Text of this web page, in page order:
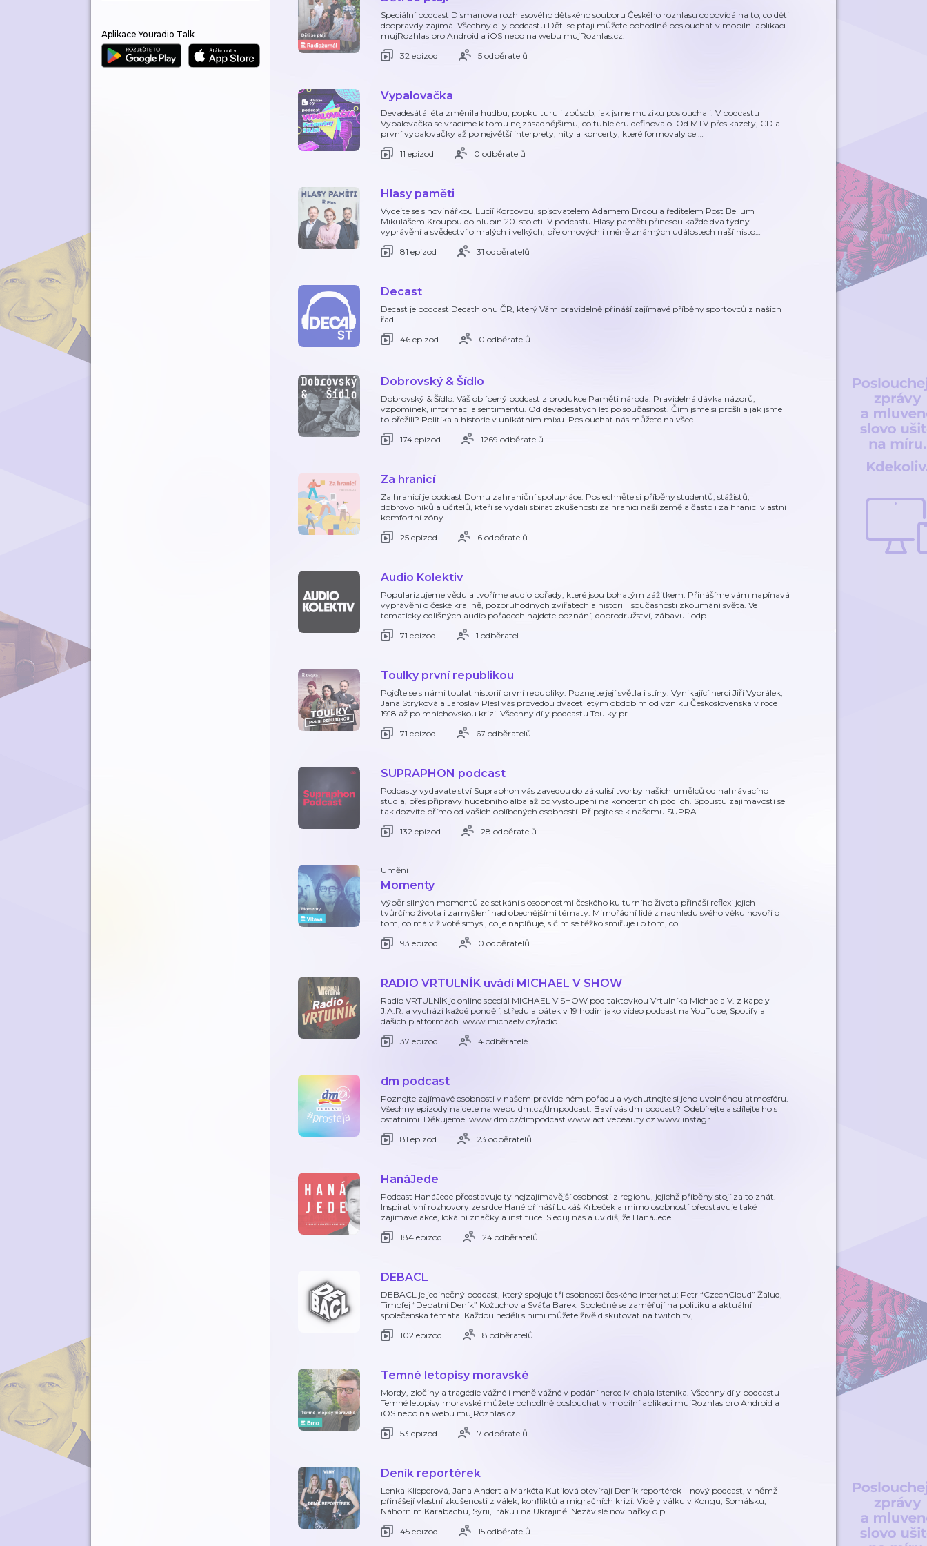
Aplikace Youradio Talk
Speciální podcast Dismanova rozhlasového dětského souboru Českého rozhlasu odpovídá na to, co děti
doopravdy zajímá. Všechny díly podcastu Děti se ptají můžete pohodlně poslouchat v mobilní aplikaci
mujRozhlas pro Android a iOS nebo na webu mujRozhlas.cz.
32 epizod
5 odběratelů
Vypalovačka
Devadesátá léta změnila hudbu, popkulturu i způsob, jak jsme muziku poslouchali. V podcastu
Vypalovačka se vracíme k tomu nejzásadnějšímu, co tuhle éru definovalo. Od MTV přes kazety, CD a
první vypalovačky až po největší interprety, hity a koncerty, které formovaly cel…
11 epizod
0 odběratelů
Hlasy paměti
Vydejte se s novinářkou Lucií Korcovou, spisovatelem Adamem Drdou a ředitelem Post Bellum
Mikulášem Kroupou do hlubin 20. století. V podcastu Hlasy paměti přinesou každé dva týdny
vyprávění a svědectví o malých i velkých, přelomových i méně známých událostech naší histo…
81 epizod
31 odběratelů
Decast
Decast je podcast Decathlonu ČR, který Vám pravidelně přináší zajímavé příběhy sportovců z našich
řad.
46 epizod
0 odběratelů
Dobrovský & Šídlo
Dobrovský & Šídlo. Váš oblíbený podcast z produkce Paměti národa. Pravidelná dávka názorů,
vzpomínek, informací a sentimentu. Od devadesátých let po současnost. Čím jsme si prošli a jak jsme
to přežili? Politika a historie v unikátním mixu. Poslouchat nás můžete na všec…
174 epizod
1269 odběratelů
Za hranicí
Za hranicí je podcast Domu zahraniční spolupráce. Poslechněte si příběhy studentů, stážistů,
dobrovolníků a učitelů, kteří se vydali sbírat zkušenosti za hranici naší země a často i za hranici vlastní
komfortní zóny.
25 epizod
6 odběratelů
Audio Kolektiv
Popularizujeme vědu a tvoříme audio pořady, které jsou bohatým zážitkem. Přinášíme vám napínavá
vyprávění o české krajině, pozoruhodných zvířatech a historii i současnosti zkoumání světa. Ve
tematicky odlišných audio pořadech najdete poznání, dobrodružství, zábavu i odp…
71 epizod
1 odběratel
Toulky první republikou
Pojďte se s námi toulat historií první republiky. Poznejte její světla i stíny. Vynikající herci Jiří Vyorálek,
Jana Stryková a Jaroslav Plesl vás provedou dvacetiletým obdobím od vzniku Československa v roce
1918 až po mnichovskou krizi. Všechny díly podcastu Toulky pr…
71 epizod
67 odběratelů
SUPRAPHON podcast
Podcasty vydavatelství Supraphon vás zavedou do zákulisí tvorby našich umělců od nahrávacího
studia, přes přípravy hudebního alba až po vystoupení na koncertních pódiích. Spoustu zajímavostí se
tak dozvíte přímo od vašich oblíbených osobností. Připojte se k našemu SUPRA…
132 epizod
28 odběratelů
Umění
Momenty
Výběr silných momentů ze setkání s osobnostmi českého kulturního života přináší reflexi jejich
tvůrčího života i zamyšlení nad obecnějšími tématy. Mimořádní lidé z nadhledu svého věku hovoří o
tom, co má v životě smysl, co je naplňuje, s čím se těžko smiřuje i o tom, co…
93 epizod
0 odběratelů
RADIO VRTULNÍK uvádí MICHAEL V SHOW
Radio VRTULNÍK je online speciál MICHAEL V SHOW pod taktovkou Vrtulníka Michaela V. z kapely
J.A.R. a vychází každé pondělí, středu a pátek v 19 hodin jako video podcast na YouTube, Spotify a
daších platformách. www.michaelv.cz/radio
37 epizod
4 odběratelé
dm podcast
Poznejte zajímavé osobnosti v našem pravidelném pořadu a vychutnejte si jeho uvolněnou atmosféru.
Všechny epizody najdete na webu dm.cz/dmpodcast. Baví vás dm podcast? Odebírejte a sdílejte ho s
ostatními. Děkujeme. www.dm.cz/dmpodcast www.activebeauty.cz www.instagr…
81 epizod
23 odběratelů
HanáJede
Podcast HanáJede představuje ty nejzajímavější osobnosti z regionu, jejichž příběhy stojí za to znát.
Inspirativní rozhovory ze srdce Hané přináší Lukáš Krbeček a mimo osobností představuje také
zajímavé akce, lokální značky a instituce. Sleduj nás a uvidíš, že HanáJede…
184 epizod
24 odběratelů
DEBACL
DEBACL je jedinečný podcast, který spojuje tři osobnosti českého internetu: Petr “CzechCloud” Žalud,
Timofej “Debatní Deník” Kožuchov a Sváťa Barek. Společně se zaměřují na politiku a aktuální
společenská témata. Každou neděli s nimi můžete živě diskutovat na twitch.tv,…
102 epizod
8 odběratelů
Temné letopisy moravské
Mordy, zločiny a tragédie vážné i méně vážné v podání herce Michala Isteníka. Všechny díly podcastu
Temné letopisy moravské můžete pohodlně poslouchat v mobilní aplikaci mujRozhlas pro Android a
iOS nebo na webu mujRozhlas.cz.
53 epizod
7 odběratelů
Deník reportérek
Lenka Klicperová, Jana Andert a Markéta Kutilová otevírají Deník reportérek – nový podcast, v němž
přinášejí vlastní zkušenosti z válek, konfliktů a migračních krizí. Viděly válku v Kongu, Somálsku,
Náhorním Karabachu, Sýrii, Iráku i na Ukrajině. Nezávislé novinářky o p…
45 epizod
15 odběratelů